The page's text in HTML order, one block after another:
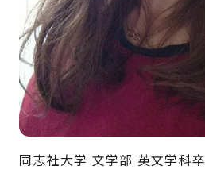
同志社大学 文学部 英文学科卒